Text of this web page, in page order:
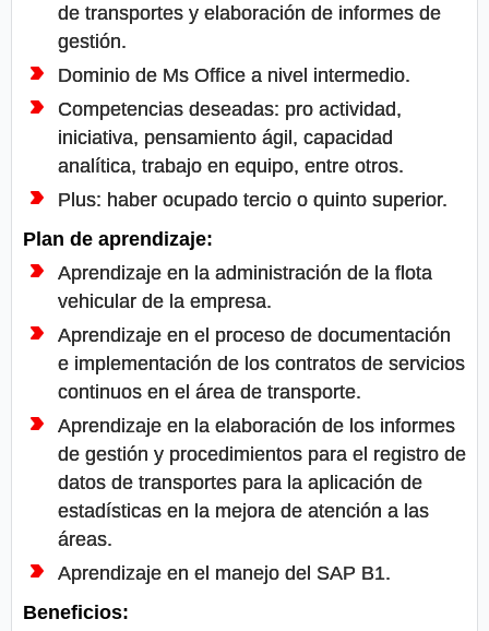
de transportes y elaboración de informes de
gestión.
Dominio de Ms Office a nivel intermedio.
Competencias deseadas: pro actividad,
iniciativa, pensamiento ágil, capacidad
analítica, trabajo en equipo, entre otros.
Plus: haber ocupado tercio o quinto superior.
Plan de aprendizaje:
Aprendizaje en la administración de la flota
vehicular de la empresa.
Aprendizaje en el proceso de documentación
e implementación de los contratos de servicios
continuos en el área de transporte.
Aprendizaje en la elaboración de los informes
de gestión y procedimientos para el registro de
datos de transportes para la aplicación de
estadísticas en la mejora de atención a las
áreas.
Aprendizaje en el manejo del SAP B1.
Beneficios: